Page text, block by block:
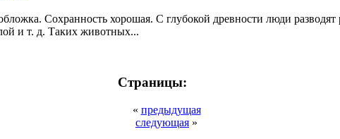
Сохранность хорошая. С глубокой древности люди
и т. д. Таких животных...
Страницы:
« предыдущая
следующая »